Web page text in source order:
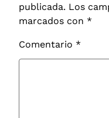
publicada. Los
marcados con *
Comentario *